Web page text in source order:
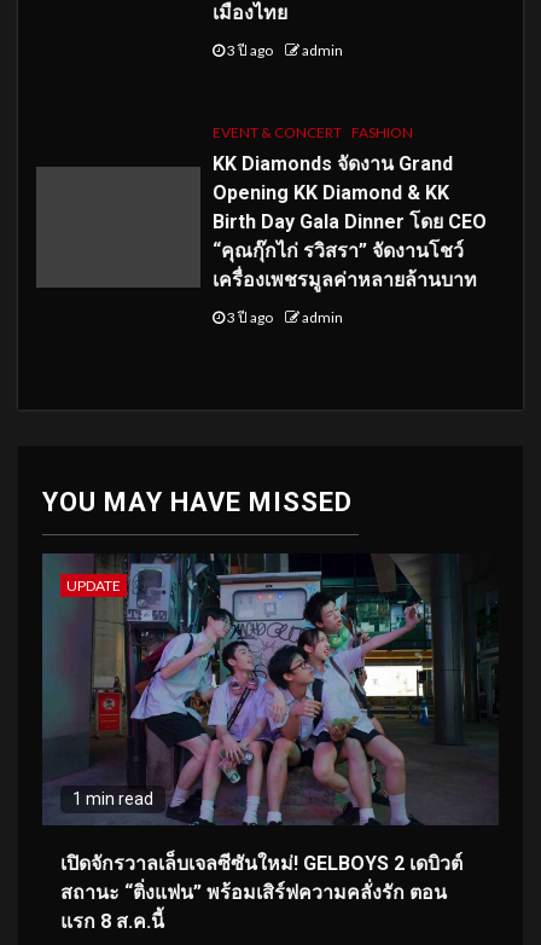
เมืองไทย
3 ปี ago admin
EVENT & CONCERT FASHION
KK Diamonds จัดงาน Grand
Opening KK Diamond & KK
Birth Day Gala Dinner โดย CEO
“คุณกุ๊กไก่ รวิสรา” จัดงานโชว์
เครื่องเพชรมูลค่าหลายล้านบาท
3 ปี ago admin
YOU MAY HAVE MISSED
UPDATE
1 min read
เปิดจักรวาลเล็บเจลซีซันใหม่! GELBOYS 2 เดบิวต์
สถานะ “ติ่งแฟน” พร้อมเสิร์ฟความคลั่งรัก ตอน
แรก 8 ส.ค.นี้